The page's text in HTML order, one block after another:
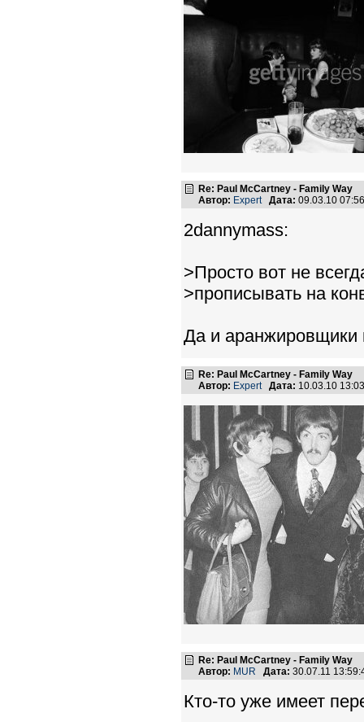
Re: Paul McCartney - Family Way
Автор: Expert Дата: 09.03.10
2dannymass:
>Просто вот не
>прописывать на
Да и аранжировщики
Re: Paul McCartney - Family Way
Автор: Expert Дата: 10.03.10
Re: Paul McCartney - Family Way
Автор: MUR Дата: 30.07.11
Кто-то уже имеет